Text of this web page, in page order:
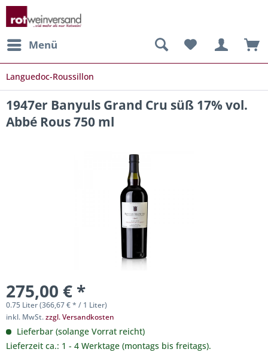
Menü
Languedoc-Roussillon
1947er Banyuls Grand Cru süß 17% vol.
Abbé Rous 750 ml
275,00 € *
0.75 Liter (366,67 € * / 1 Liter)
inkl. MwSt.zzgl. Versandkosten
Lieferbar (solange Vorrat reicht)
Lieferzeit ca.: 1 - 4 Werktage (montags bis freitags).